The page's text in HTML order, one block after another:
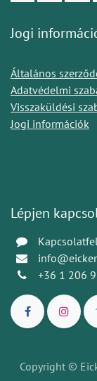
Jogi
Általános
Adatvédelmi
Visszaküldési
Jogi információk
Lépjen
+36 1 206
Copyright ©